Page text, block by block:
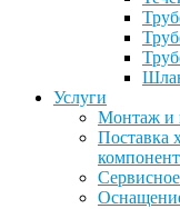
Услуги
Монтаж и
Поставка